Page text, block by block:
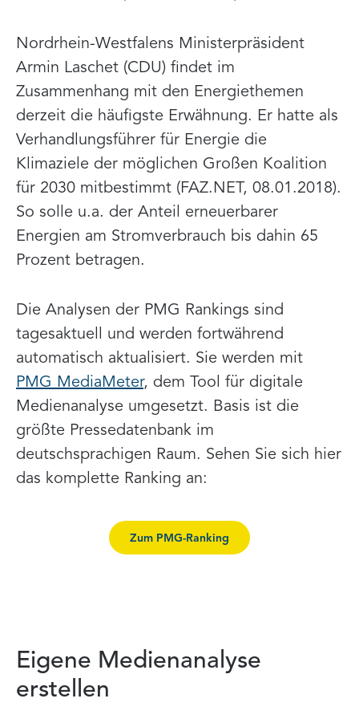
Nordrhein-Westfalens Ministerpräsident
Armin Laschet (CDU) findet im
Zusammenhang mit den Energiethemen
derzeit die häufigste Erwähnung. Er hatte als
Verhandlungsführer für Energie die
Klimaziele der möglichen Großen Koalition
für 2030 mitbestimmt (FAZ.NET, 08.01.2018).
So solle u.a. der Anteil erneuerbarer
Energien am Stromverbrauch bis dahin 65
Prozent betragen.
Die Analysen der PMG Rankings sind
tagesaktuell und werden fortwährend
automatisch aktualisiert. Sie werden mit
PMG MediaMeter, dem Tool für digitale
Medienanalyse umgesetzt. Basis ist die
größte Pressedatenbank im
deutschsprachigen Raum. Sehen Sie sich hier
das komplette Ranking an:
Zum PMG-Ranking
Eigene Medienanalyse
erstellen